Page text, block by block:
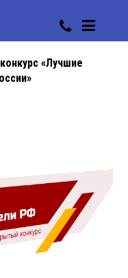
«Лучшие